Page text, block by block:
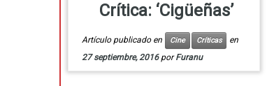
Crítica: ‘Cigüeñas’
Artículo publicado en Cine Críticas
en
27 septiembre, 2016 porFuranu